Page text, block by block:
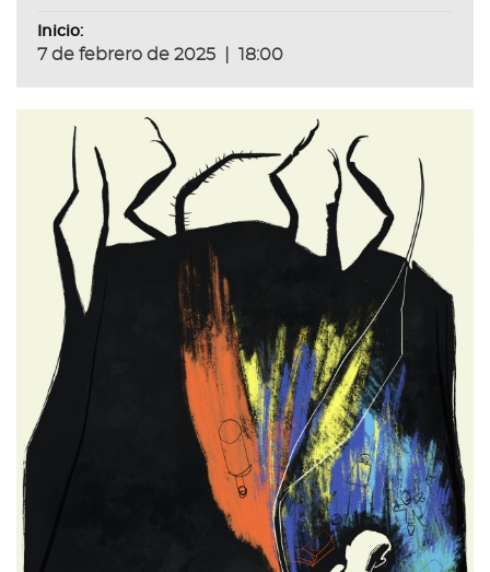
Inicio:
7 de febrero de 2025 18:00